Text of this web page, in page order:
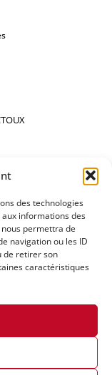
des technologies
informations des
permettra de
navigation ou les ID
de retirer son
caractéristiques